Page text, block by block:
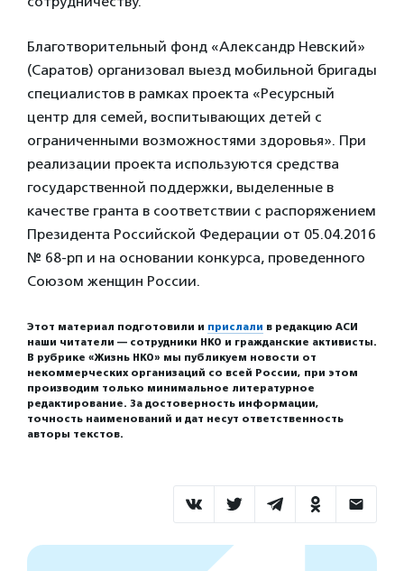
Благотворительный фонд «Александр Невский»
(Саратов) организовал выезд мобильной бригады
специалистов в рамках проекта «Ресурсный
центр для семей, воспитывающих детей с
ограниченными возможностями здоровья». При
реализации проекта используются средства
государственной поддержки, выделенные в
качестве гранта в соответствии с распоряжением
Президента Российской Федерации от 05.04.2016
№ 68-рп и на основании конкурса, проведенного
Союзом женщин России.
Этот материал подготовили и прислали в редакцию АСИ
наши читатели — сотрудники НКО и гражданские активисты.
В рубрике «Жизнь НКО» мы публикуем новости от
некоммерческих организаций со всей России, при этом
производим только минимальное литературное
редактирование. За достоверность информации,
точность наименований и дат несут ответственность
авторы текстов.